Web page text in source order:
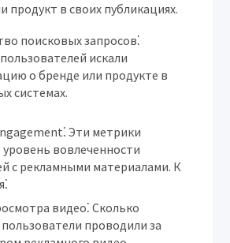
продукт в своих публикациях.
поисковых запросов⁚
искали
о бренде или продукте в
системах.
Эти метрики
вовлеченности
с рекламными материалами. К
видео⁚ Сколько
проводили за